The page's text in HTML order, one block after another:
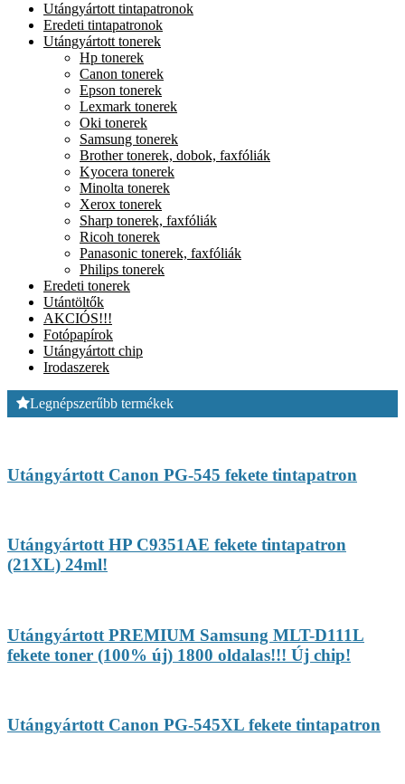
Utángyártott tintapatronok
Eredeti tintapatronok
Utángyártott tonerek
Hp tonerek
Canon tonerek
Epson tonerek
Lexmark tonerek
Oki tonerek
Samsung tonerek
Brother tonerek, dobok, faxfóliák
Kyocera tonerek
Minolta tonerek
Xerox tonerek
Sharp tonerek, faxfóliák
Ricoh tonerek
Panasonic tonerek, faxfóliák
Philips tonerek
Eredeti tonerek
Utántöltők
AKCIÓS!!!
Fotópapírok
Utángyártott chip
Irodaszerek
Legnépszerűbb termékek
Utángyártott Canon PG-545 fekete tintapatron
Utángyártott HP C9351AE fekete tintapatron
(21XL) 24ml!
Utángyártott PREMIUM Samsung MLT-D111L
fekete toner (100% új) 1800 oldalas!!! Új chip!
Utángyártott Canon PG-545XL fekete tintapatron